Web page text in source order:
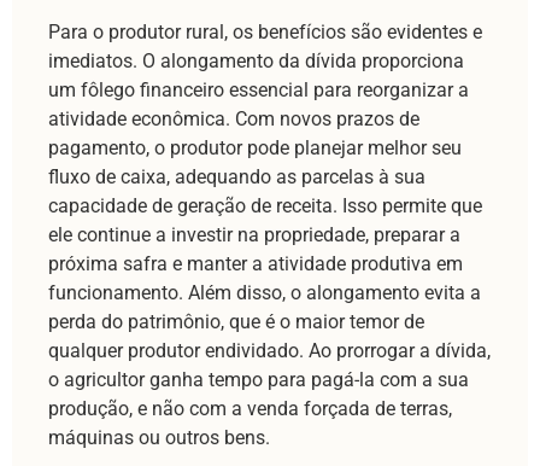
Para o produtor rural, os benefícios são evidentes e
imediatos. O alongamento da dívida proporciona
um fôlego financeiro essencial para reorganizar a
atividade econômica. Com novos prazos de
pagamento, o produtor pode planejar melhor seu
fluxo de caixa, adequando as parcelas à sua
capacidade de geração de receita. Isso permite que
ele continue a investir na propriedade, preparar a
próxima safra e manter a atividade produtiva em
funcionamento. Além disso, o alongamento evita a
perda do patrimônio, que é o maior temor de
qualquer produtor endividado. Ao prorrogar a dívida,
o agricultor ganha tempo para pagá-la com a sua
produção, e não com a venda forçada de terras,
máquinas ou outros bens.